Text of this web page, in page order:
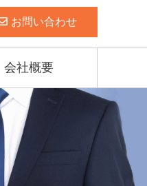
お問い合わせ
会社概要